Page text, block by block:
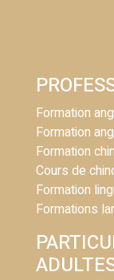
Formation
Formation
Formation
Cours de
Formation
Formations